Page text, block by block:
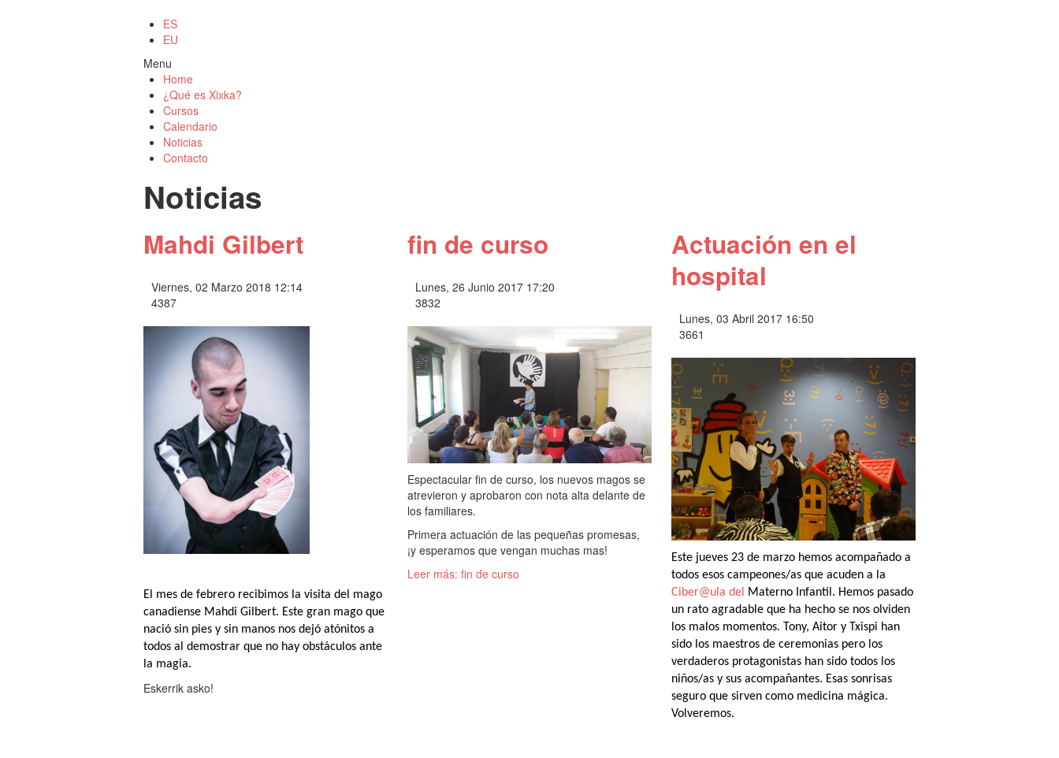
ES
EU
Menu
Home
¿Qué es Xixka?
Cursos
Calendario
Noticias
Contacto
Noticias
Mahdi Gilbert
Viernes, 02 Marzo 2018 12:14
4387
El mes de febrero recibimos la visita del mago
canadiense Mahdi Gilbert. Este gran mago que
nació sin pies y sin manos nos dejó atónitos a
todos al demostrar que no hay obstáculos ante
la magia.
Eskerrik asko!
fin de curso
Lunes, 26 Junio 2017 17:20
3832
Espectacular fin de curso, los nuevos magos se
atrevieron y aprobaron con nota alta delante de
los familiares.
Primera actuación de las pequeñas promesas,
¡y esperamos que vengan muchas mas!
Leer más: fin de curso
Actuación en el
hospital
Lunes, 03 Abril 2017 16:50
3661
Este jueves 23 de marzo hemos acompañado a
todos esos campeones/as que acuden a la
Ciber@ula del Materno Infantil. Hemos pasado
un rato agradable que ha hecho se nos olviden
los malos momentos. Tony, Aitor y Txispi han
sido los maestros de ceremonias pero los
verdaderos protagonistas han sido todos los
niños/as y sus acompañantes. Esas sonrisas
seguro que sirven como medicina mágica.
Volveremos.